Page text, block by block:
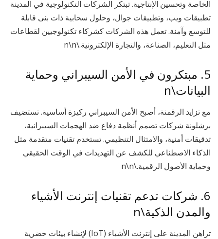
الخاصة وتحسين الإنتاجية. تبتكر الشركات التكنولوجية في المدينة
تطبيقات ويب، وتطبيقات جوال، وحلول سحابية ذات بنى قابلة
للتوسع وآمنة. تعمل هذه الشركات كشركاء تكنولوجيين لقطاعات
مثل التعليم، الصناعة، والتجارة الإلكترونية.\n\n
5. مبتكرون في الأمن السيبراني وحماية
البيانات\n
مع تزايد الرقمنة، أصبح الأمن السيبراني ركيزة أساسية. تستضيف
برشلونة شركات تصمم أنظمة دفاع ضد الهجمات السيبرانية،
تدقيقات أمنية، والامتثال التنظيمي. تستخدم تقنيات متقدمة مثل
الذكاء الاصطناعي للكشف عن التهديدات في الوقت الحقيقي
وحماية الأصول الرقمية.\n\n
6. شركات تدعم تقنيات إنترنت الأشياء
والمدن الذكية\n
تراهن المدينة على إنترنت الأشياء (IoT) لإنشاء بيئات حضرية